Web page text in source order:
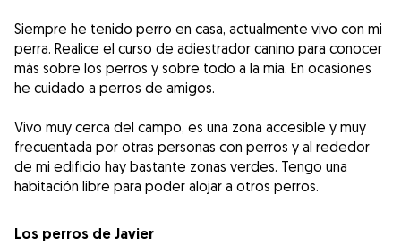
Siempre he tenido perro en casa, actualmente vivo con mi
perra. Realice el curso de adiestrador canino para conocer
más sobre los perros y sobre todo a la mía. En ocasiones
he cuidado a perros de amigos.
Vivo muy cerca del campo, es una zona accesible y muy
frecuentada por otras personas con perros y al rededor
de mi edificio hay bastante zonas verdes. Tengo una
habitación libre para poder alojar a otros perros.
Los perros de Javier